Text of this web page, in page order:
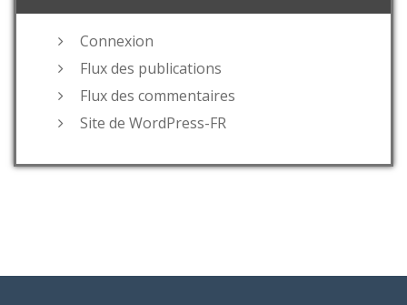
Connexion
Flux des publications
Flux des commentaires
Site de WordPress-FR